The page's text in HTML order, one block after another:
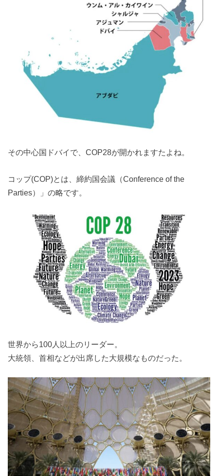
その中心国ドバイで、COP28が開かれますたよね。
コップ(COP)とは、締約国会議（Conference of the
Parties）」の略です。
世界から100人以上のリーダー。
大統領、首相などが出席した大規模なものだった。